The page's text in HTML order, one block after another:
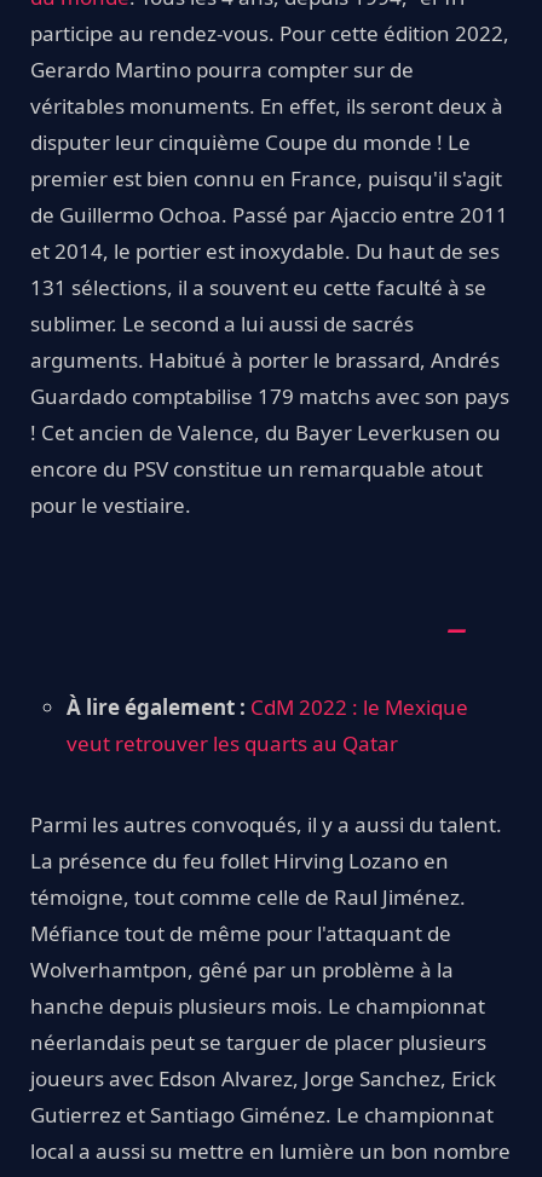
participe au rendez-vous. Pour cette édition 2022,
Gerardo Martino pourra compter sur de
véritables monuments. En effet, ils seront deux à
disputer leur cinquième Coupe du monde ! Le
premier est bien connu en France, puisqu'il s'agit
de Guillermo Ochoa. Passé par Ajaccio entre 2011
et 2014, le portier est inoxydable. Du haut de ses
131 sélections, il a souvent eu cette faculté à se
sublimer. Le second a lui aussi de sacrés
arguments. Habitué à porter le brassard, Andrés
Guardado comptabilise 179 matchs avec son pays
! Cet ancien de Valence, du Bayer Leverkusen ou
encore du PSV constitue un remarquable atout
pour le vestiaire.
À lire également : CdM 2022 : le Mexique
veut retrouver les quarts au Qatar
Parmi les autres convoqués, il y a aussi du talent.
La présence du feu follet Hirving Lozano en
témoigne, tout comme celle de Raul Jiménez.
Méfiance tout de même pour l'attaquant de
Wolverhamtpon, gêné par un problème à la
hanche depuis plusieurs mois. Le championnat
néerlandais peut se targuer de placer plusieurs
joueurs avec Edson Alvarez, Jorge Sanchez, Erick
Gutierrez et Santiago Giménez. Le championnat
local a aussi su mettre en lumière un bon nombre